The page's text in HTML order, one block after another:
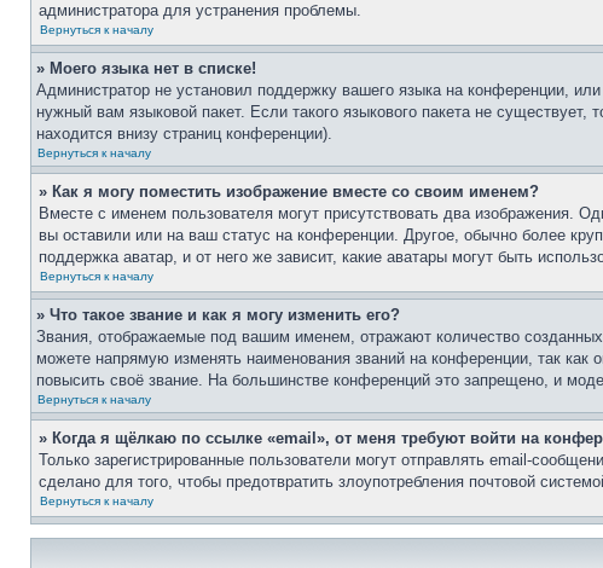
администратора для устранения проблемы.
Вернуться к началу
» Моего языка нет в списке!
Администратор не установил поддержку вашего языка на конференции,
нужный вам языковой пакет. Если такого языкового пакета не
находится внизу страниц конференции).
Вернуться к началу
» Как я могу поместить изображение вместе со своим именем?
Вместе с именем пользователя могут присутствовать два изображения.
вы оставили или на ваш статус на конференции. Другое, обычно более
поддержка аватар, и от него же зависит, какие аватары могут быть
Вернуться к началу
» Что такое звание и как я могу изменить его?
Звания, отображаемые под вашим именем, отражают количество
можете напрямую изменять наименования званий на конференции, так
повысить своё звание. На большинстве конференций это запрещено, и
Вернуться к началу
» Когда я щёлкаю по ссылке «email», от меня требуют войти на
Только зарегистрированные пользователи могут отправлять email-
сделано для того, чтобы предотвратить злоупотребления почтовой
Вернуться к началу